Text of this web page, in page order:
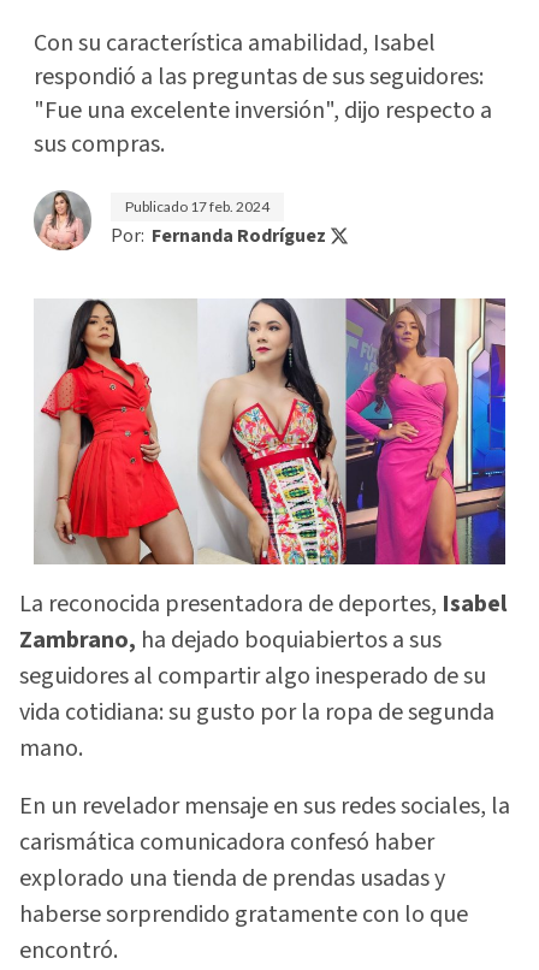
Con su característica amabilidad, Isabel
respondió a las preguntas de sus seguidores:
"Fue una excelente inversión", dijo respecto a
sus compras.
Publicado 17 feb. 2024
Por: Fernanda Rodríguez
La reconocida presentadora de deportes, Isabel
Zambrano, ha dejado boquiabiertos a sus
seguidores al compartir algo inesperado de su
vida cotidiana: su gusto por la ropa de segunda
mano.
En un revelador mensaje en sus redes sociales, la
carismática comunicadora confesó haber
explorado una tienda de prendas usadas y
haberse sorprendido gratamente con lo que
encontró.